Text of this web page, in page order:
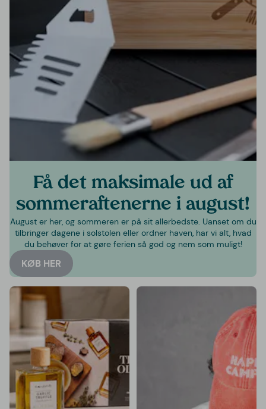
Få det maksimale ud af
sommeraftenerne i august!
August er her, og sommeren er på sit allerbedste. Uanset om du
tilbringer dagene i solstolen eller ordner haven, har vi alt, hvad
du behøver for at gøre ferien så god og nem som muligt!
KØB HER